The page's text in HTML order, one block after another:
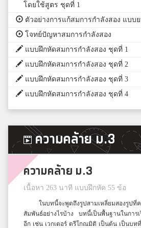
โดยใช้สูตร ชุดที่ 1
ตัวอย่างการแก้สมการกำลังสอง แบบ
โจทย์ปัญหาสมการกำลังสอง
แบบฝึกหัดสมการกำลังสอง ชุดที่ 1
แบบฝึกหัดสมการกำลังสอง ชุดที่ 2
แบบฝึกหัดสมการกำลังสอง ชุดที่ 3
แบบฝึกหัดสมการกำลังสอง ชุดที่ 4
ความคล้าย ม.3
ความคล้าย ม.3
เนื้อหา 263 นาที แบบฝึกหัด 55 ข้อ
ในบทนี้จะพูดถึงรูปสามเหลี่ยมสองรูปที่
สัมพันธ์อย่างไรบ้าง บทนี้เป็นพื้นฐานในการ
อีก เช่น เวกเตอร์ ตรีโกณมิติ เป็นต้น เป็นบท